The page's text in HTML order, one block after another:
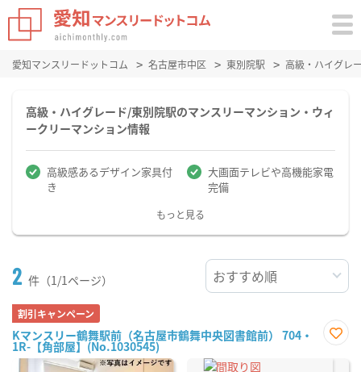
愛知マンスリードットコム 名古屋市中区 東別院駅 高級・ハイグレ
高級・ハイグレード/東別院駅のマンスリーマンション・ウィ
ークリーマンション情報
高級感あるデザイン家具付
き
大画面テレビや高機能家電
完備
もっと見る
2 件（1/1ページ）
割引キャンペーン
Kマンスリー鶴舞駅前（名古屋市鶴舞中央図書館前） 704・
1R-【角部屋】(No.1030545)
に入